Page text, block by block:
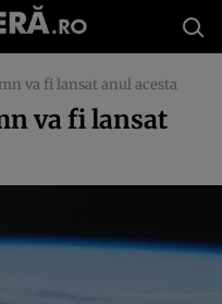
va fi lansat anul acesta
va fi lansat